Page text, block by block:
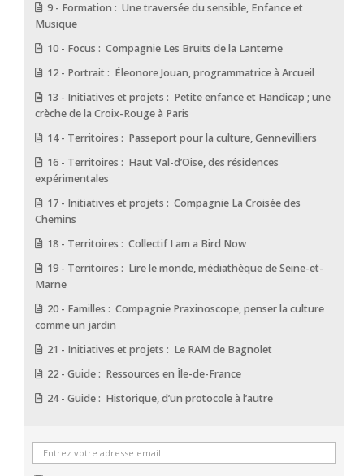
9 - Formation : Une traversée du sensible, Enfance et
Musique
10 - Focus : Compagnie Les Bruits de la Lanterne
12 - Portrait : Éleonore Jouan, programmatrice à Arcueil
13 - Initiatives et projets : Petite enfance et Handicap ; une
crèche de la Croix-Rouge à Paris
14 - Territoires : Passeport pour la culture, Gennevilliers
16 - Territoires : Haut Val-d’Oise, des résidences
expérimentales
17 - Initiatives et projets : Compagnie La Croisée des
Chemins
18 - Territoires : Collectif I am a Bird Now
19 - Territoires : Lire le monde, médiathèque de Seine-et-
Marne
20 - Familles : Compagnie Praxinoscope, penser la culture
comme un jardin
21 - Initiatives et projets : Le RAM de Bagnolet
22 - Guide : Ressources en Île-de-France
24 - Guide : Historique, d’un protocole à l’autre